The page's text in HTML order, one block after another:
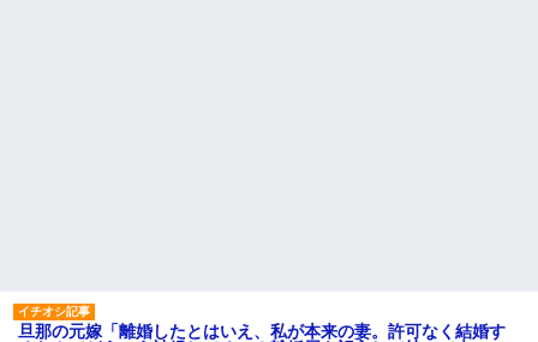
旦那の元嫁「離婚したとはいえ、私が本来の妻。許可なく結婚す